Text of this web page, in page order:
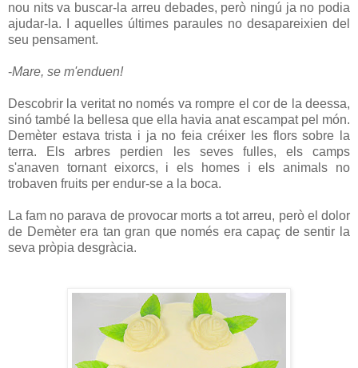
nou nits va buscar-la arreu debades, però ningú ja no podia
ajudar-la. I aquelles últimes paraules no desapareixien del
seu pensament.
-Mare, se m'enduen!
Descobrir la veritat no només va rompre el cor de la deessa,
sinó també la bellesa que ella havia anat escampat pel món.
Demèter estava trista i ja no feia créixer les flors sobre la
terra. Els arbres perdien les seves fulles, els camps
s'anaven tornant eixorcs, i els homes i els animals no
trobaven fruits per endur-se a la boca.
La fam no parava de provocar morts a tot arreu, però el dolor
de Demèter era tan gran que només era capaç de sentir la
seva pròpia desgràcia.